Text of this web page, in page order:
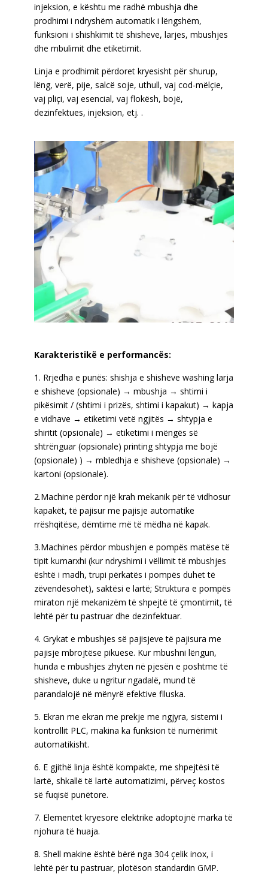
injeksion, e kështu me radhë mbushja dhe
prodhimi i ndryshëm automatik i lëngshëm,
funksioni i shishkimit të shisheve, larjes, mbushjes
dhe mbulimit dhe etiketimit.
Linja e prodhimit përdoret kryesisht për shurup,
lëng, verë, pije, salcë soje, uthull, vaj cod-mëlçie,
vaj pliçi, vaj esencial, vaj flokësh, bojë,
dezinfektues, injeksion, etj. .
Karakteristikë e performancës:
1. Rrjedha e punës: shishja e shisheve washing larja
e shisheve (opsionale) → mbushja → shtimi i
pikësimit / (shtimi i prizës, shtimi i kapakut) → kapja
e vidhave → etiketimi vetë ngjitës → shtypja e
shiritit (opsionale) → etiketimi i mëngës së
shtrënguar (opsionale) printing shtypja me bojë
(opsionale) ) → mbledhja e shisheve (opsionale) →
kartoni (opsionale).
2.Machine përdor një krah mekanik për të vidhosur
kapakët, të pajisur me pajisje automatike
rrëshqitëse, dëmtime më të mëdha në kapak.
3.Machines përdor mbushjen e pompës matëse të
tipit kumarxhi (kur ndryshimi i vëllimit të mbushjes
është i madh, trupi përkatës i pompës duhet të
zëvendësohet), saktësi e lartë; Struktura e pompës
miraton një mekanizëm të shpejtë të çmontimit, të
lehtë për tu pastruar dhe dezinfektuar.
4. Grykat e mbushjes së pajisjeve të pajisura me
pajisje mbrojtëse pikuese. Kur mbushni lëngun,
hunda e mbushjes zhyten në pjesën e poshtme të
shisheve, duke u ngritur ngadalë, mund të
parandalojë në mënyrë efektive flluska.
5. Ekran me ekran me prekje me ngjyra, sistemi i
kontrollit PLC, makina ka funksion të numërimit
automatikisht.
6. E gjithë linja është kompakte, me shpejtësi të
lartë, shkallë të lartë automatizimi, përveç kostos
së fuqisë punëtore.
7. Elementet kryesore elektrike adoptojnë marka të
njohura të huaja.
8. Shell makine është bërë nga 304 çelik inox, i
lehtë për tu pastruar, plotëson standardin GMP.